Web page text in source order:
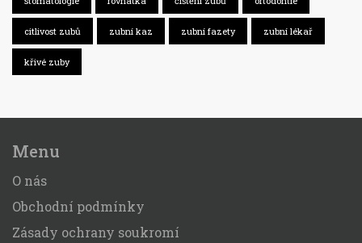
citlivost zubů zubní kaz zubní fazety zubní lékař
křivé zuby
Menu
O nás
Obchodní podmínky
Zásady ochrany soukromí